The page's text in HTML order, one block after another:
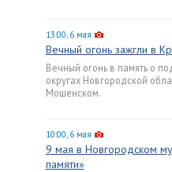
13:00, 6 мая
Вечный огонь зажгли в
Вечный огонь в память о
округах Новгородской
Мошенском.
10:00, 6 мая
9 мая в Новгородском
памяти»